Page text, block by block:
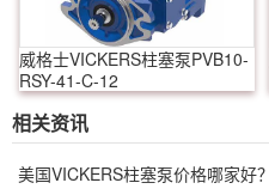
威格士VICKERS柱塞泵PVB10-
RSY-41-C-12
相关资讯
美国VICKERS柱塞泵价格哪家好？